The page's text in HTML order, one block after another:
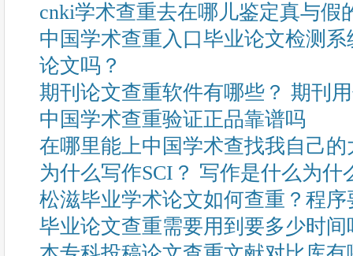
cnki学术查重去在哪儿鉴定真与假
中国学术查重入口毕业论文检测
论文吗？
期刊论文查重软件有哪些？ 期刊
中国学术查重验证正品靠谱吗
在哪里能上中国学术查找我自己
为什么写作SCI？ 写作是什么为什
松滋毕业学术论文如何查重？程序
毕业论文查重需要用到要多少时间